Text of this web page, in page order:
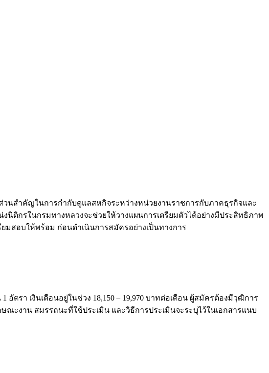
นสำคัญในการกำกับดูแลสหกิจระหว่างหน่วยงานราชการกับภาคธุรกิจและ
นิติกรในกรมทางหลวงจะช่วยให้วางแผนการเตรียมตัวได้อย่างมีประสิทธิภาพ
สอบให้พร้อม ก่อนดำเนินการสมัครอย่างเป็นทางการ
รา เงินเดือนอยู่ในช่วง 18,150 – 19,970 บาทต่อเดือน ผู้สมัครต้องมีวุฒิการ
ะงาน สมรรถนะที่ใช้ประเมิน และวิธีการประเมินจะระบุไว้ในเอกสารแนบ